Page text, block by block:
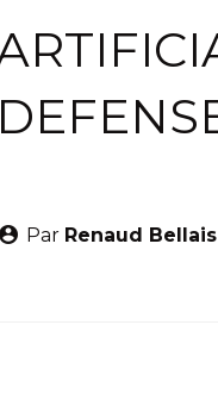
Par Renaud Bellais